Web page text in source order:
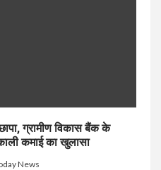
ग्रामीण विकास बैंक के
कमाई का खुलासा
News